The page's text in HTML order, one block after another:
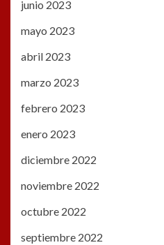
junio 2023
mayo 2023
abril 2023
marzo 2023
febrero 2023
enero 2023
diciembre 2022
noviembre 2022
octubre 2022
septiembre 2022